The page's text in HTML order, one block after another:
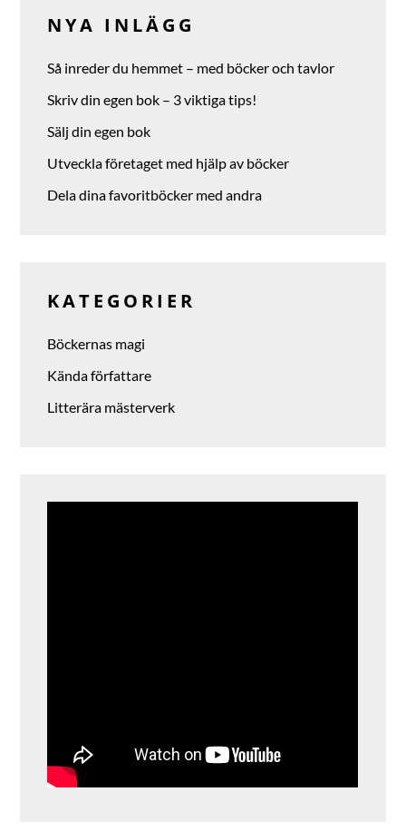
NYA INLÄGG
Så inreder du hemmet – med böcker och tavlor
Skriv din egen bok – 3 viktiga tips!
Sälj din egen bok
Utveckla företaget med hjälp av böcker
Dela dina favoritböcker med andra
KATEGORIER
Böckernas magi
Kända författare
Litterära mästerverk